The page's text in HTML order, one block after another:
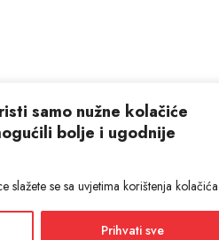
samo nužne kolačiće
bolje i ugodnije
slažete se sa uvjetima korištenja kolačića
Prihvati sve